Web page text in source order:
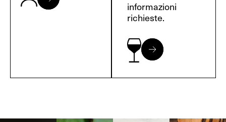
informazioni
richieste.